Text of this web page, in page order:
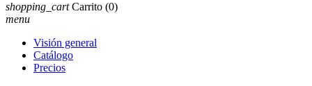
shopping_cart Carrito (0)
menu
Visión general
Catálogo
Precios